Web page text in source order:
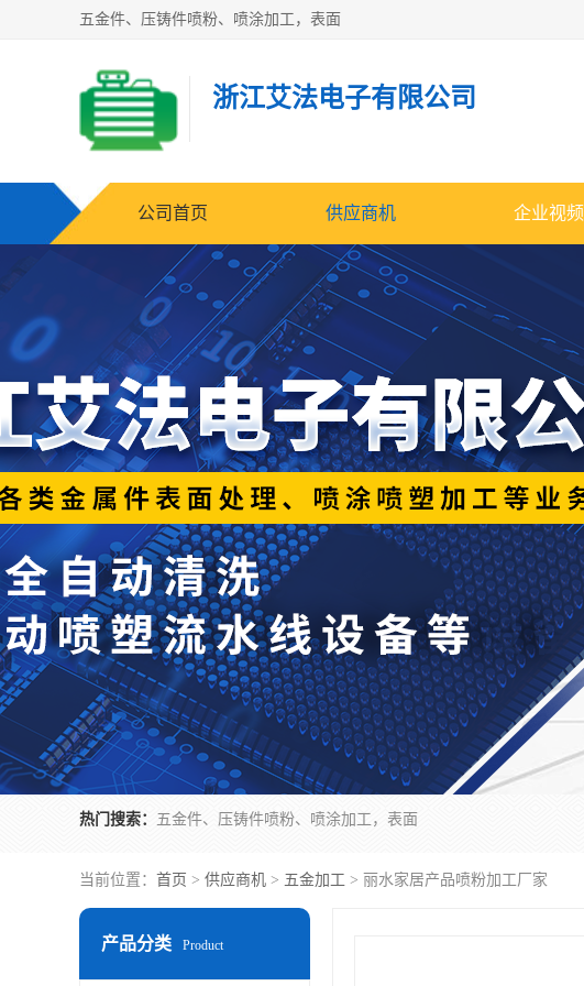
五金件、压铸件喷粉、喷涂加工，表面
浙江艾法电子有限公司
公司首页 供应商机 企业视频
热门搜索： 五金件、压铸件喷粉、喷涂加工，表面
当前位置： 首页 > 供应商机 > 五金加工 > 丽水家居产品喷粉加工厂家
产品分类 Product